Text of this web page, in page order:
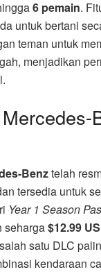
6 pemain.
untuk bertani
teman untuk
menjadikan
Benztelah
tersedia untuk
Year 1 Season
seharga$12.99
satu DLC
kendaraan